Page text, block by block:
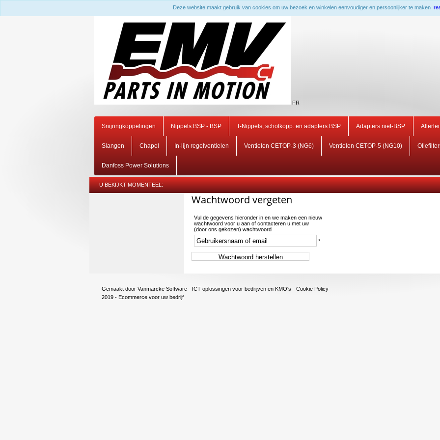
Deze website maakt gebruik van cookies om uw bezoek en winkelen eenvoudiger en persoonlijker te maken
FR
Snijringkoppelingen Nippels BSP - BSP T-Nippels, schotkopp. en adapters BSP Adapters niet-BSP.
Slangen Chapel In-lijn regelventielen Ventielen CETOP-3 (NG6) Ventielen CETOP-5 (NG10)
Danfoss Power Solutions
U BEKIJKT MOMENTEEL:
Wachtwoord vergeten
Vul de gegevens hieronder in en we maken een nieuw
wachtwoord voor u aan of contacteren u met uw
(door ons gekozen) wachtwoord
*
Gemaakt door Vanmarcke Software - ICT-oplossingen voor bedrijven en KMO's - Cookie Policy
2019 - Ecommerce voor uw bedrijf